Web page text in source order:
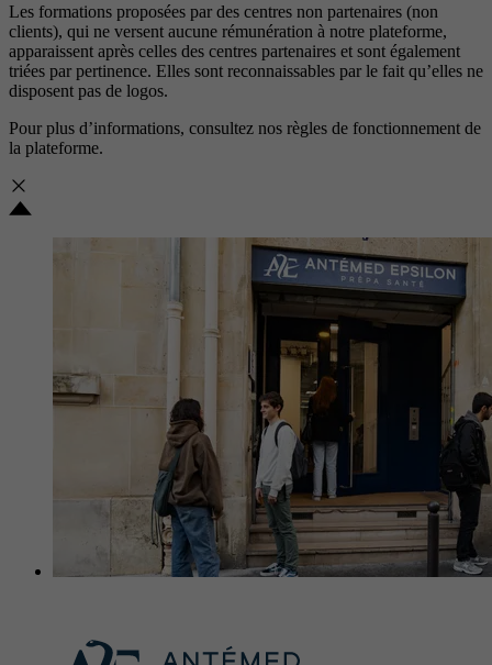
Les formations proposées par des centres non partenaires (non
clients), qui ne versent aucune rémunération à notre plateforme,
apparaissent après celles des centres partenaires et sont également
triées par pertinence. Elles sont reconnaissables par le fait qu’elles ne
disposent pas de logos.
Pour plus d’informations, consultez nos règles de fonctionnement de
la plateforme.